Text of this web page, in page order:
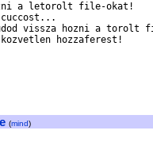
a letorolt file-okat!
vissza hozni a torolt
kozvetlen hozzaferest!
(mind)